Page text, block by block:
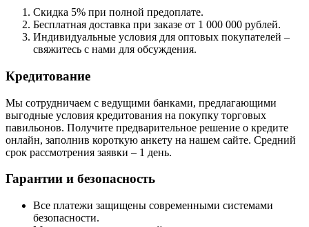
Скидка 5% при полной предоплате.
Бесплатная доставка при заказе от 1 000 000 рублей.
Индивидуальные условия для оптовых покупателей –
свяжитесь с нами для обсуждения.
Кредитование
Мы сотрудничаем с ведущими банками, предлагающими
выгодные условия кредитования на покупку торговых
павильонов. Получите предварительное решение о кредите
онлайн, заполнив короткую анкету на нашем сайте. Средний
срок рассмотрения заявки – 1 день.
Гарантии и безопасность
Все платежи защищены современными системами
безопасности.